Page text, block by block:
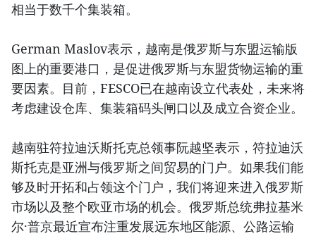
相当于数千个集装箱。
German Maslov表示，越南是俄罗斯与东盟运输版
图上的重要港口，是促进俄罗斯与东盟货物运输的重
要因素。目前，FESCO已在越南设立代表处，未来将
考虑建设仓库、集装箱码头闸口以及成立合资企业。
越南驻符拉迪沃斯托克总领事阮越坚表示，符拉迪沃
斯托克是亚洲与俄罗斯之间贸易的门户。如果我们能
够及时开拓和占领这个门户，我们将迎来进入俄罗斯
市场以及整个欧亚市场的机会。俄罗斯总统弗拉基米
尔·普京最近宣布注重发展远东地区能源、公路运输